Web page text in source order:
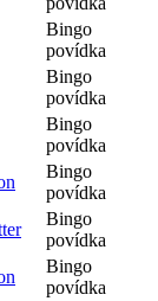
Bingo
povídka
Bingo
povídka
Bingo
povídka
Bingo
povídka
Bingo
povídka
Bingo
povídka